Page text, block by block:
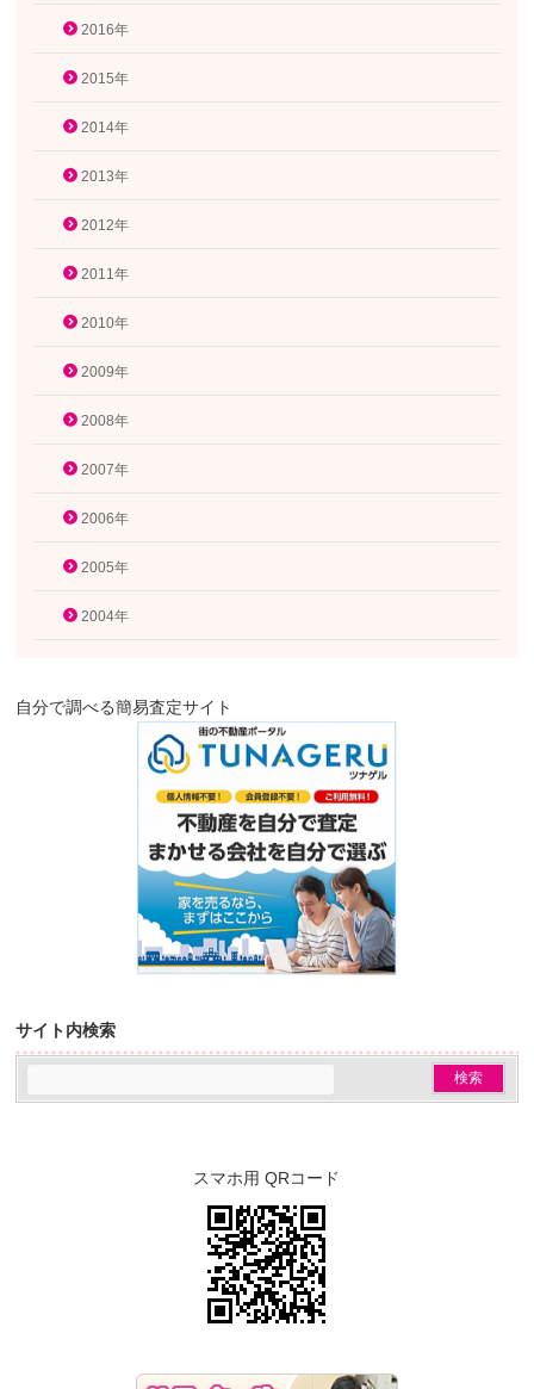
2016年
2015年
2014年
2013年
2012年
2011年
2010年
2009年
2008年
2007年
2006年
2005年
2004年
自分で調べる簡易査定サイト
サイト内検索
スマホ用 QRコード